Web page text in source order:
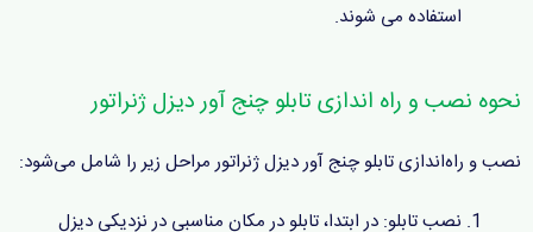
استفاده می شوند.
نحوه نصب و راه اندازی تابلو چنج آور دیزل ژنراتور
نصب و راه‌اندازی تابلو چنج آور دیزل ژنراتور مراحل زیر را شامل می‌شود:
نصب تابلو: در ابتدا، تابلو در مکان مناسبی در نزدیکی دیزل